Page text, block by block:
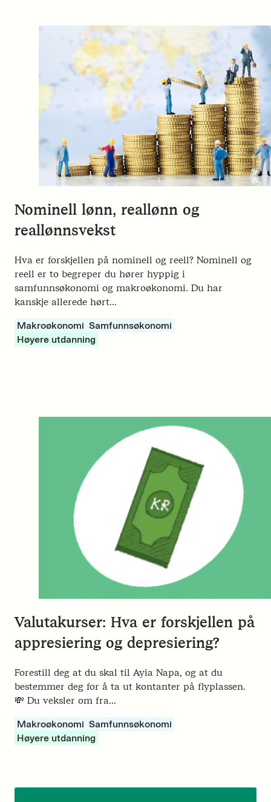
Nominell lønn, reallønn og
reallønnsvekst
Hva er forskjellen på nominell og reell? Nominell og
reell er to begreper du hører hyppig i
samfunnsøkonomi og makroøkonomi. Du har
kanskje allerede hørt…
Makroøkonomi Samfunnsøkonomi
Høyere utdanning
Valutakurser: Hva er forskjellen på
appresiering og depresiering?
Forestill deg at du skal til Ayia Napa, og at du
bestemmer deg for å ta ut kontanter på flyplassen.
💸 Du veksler om fra…
Makroøkonomi Samfunnsøkonomi
Høyere utdanning